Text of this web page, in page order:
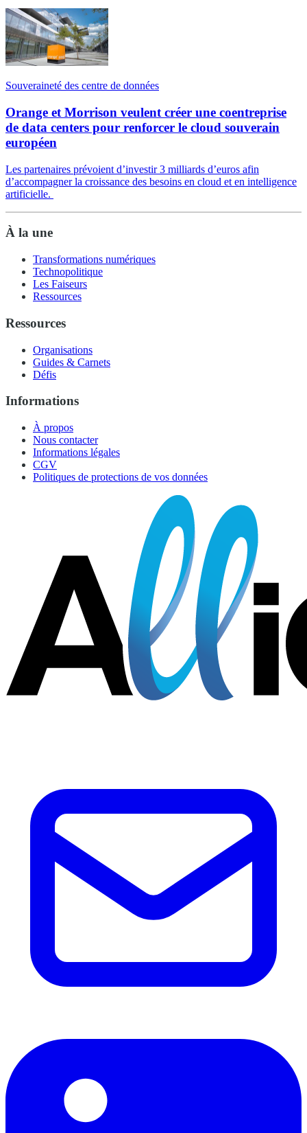
Souveraineté des centre de données
Orange et Morrison veulent créer une coentreprise
de data centers pour renforcer le cloud souverain
européen
Les partenaires prévoient d’investir 3 milliards d’euros afin
d’accompagner la croissance des besoins en cloud et en intelligence
artificielle.
À la une
Transformations numériques
Technopolitique
Les Faiseurs
Ressources
Ressources
Organisations
Guides & Carnets
Défis
Informations
À propos
Nous contacter
Informations légales
CGV
Politiques de protections de vos données